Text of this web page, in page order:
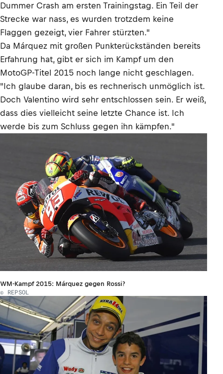
Dummer Crash am ersten Trainingstag. Ein Teil der
Strecke war nass, es wurden trotzdem keine
Flaggen gezeigt, vier Fahrer stürzten."
Da Márquez mit großen Punkterückständen bereits
Erfahrung hat, gibt er sich im Kampf um den
MotoGP-Titel 2015 noch lange nicht geschlagen.
"Ich glaube daran, bis es rechnerisch unmöglich ist.
Doch Valentino wird sehr entschlossen sein. Er weiß,
dass dies vielleicht seine letzte Chance ist. Ich
werde bis zum Schluss gegen ihn kämpfen."
WM-Kampf 2015: Márquez gegen Rossi?
© REPSOL